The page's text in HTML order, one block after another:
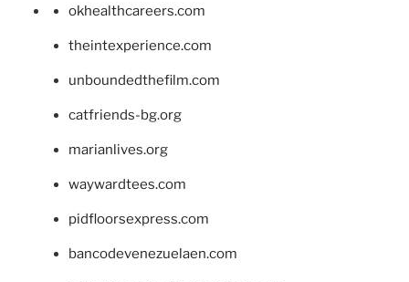
okhealthcareers.com
theintexperience.com
unboundedthefilm.com
catfriends-bg.org
marianlives.org
waywardtees.com
pidfloorsexpress.com
bancodevenezuelaen.com